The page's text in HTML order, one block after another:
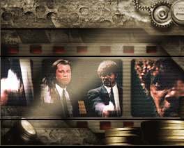
Hyppää pääsisältöön